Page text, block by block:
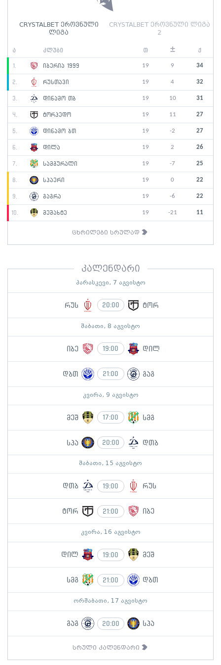
CRYSTALBET ეროვნული
ლიგა
CRYSTALBET ეროვნული ლიგა
2
ა კლუბი თ ± ქ
1. იბერია 1999 19 9 34
2. რუსთავი 19 4 32
3. დინამო თბ 19 10 31
4. ტორპედო 19 11 27
5. დინამო ბთ 19 -2 27
6. დილა 19 2 26
7. სამგურალი 19 -7 25
8. სპაერი 19 0 22
9. გაგრა 19 -6 22
10. მეშახტე 19 -21 11
ცხრილები სრულად
კალენდარი
პარასკევი, 7 აგვისტო
რუს 20:00 ტორ
შაბათი, 8 აგვისტო
იბე 19:00 დილ
დბთ 21:00 გაგ
კვირა, 9 აგვისტო
მეშ 17:00 სმგ
სპა 20:00 დთბ
შაბათი, 15 აგვისტო
დთბ 19:00 რუს
ტორ 21:00 იბე
კვირა, 16 აგვისტო
დილ 19:00 მეშ
სმგ 21:00 დბთ
ორშაბათი, 17 აგვისტო
გაგ 20:00 სპა
სრული კალენდარი